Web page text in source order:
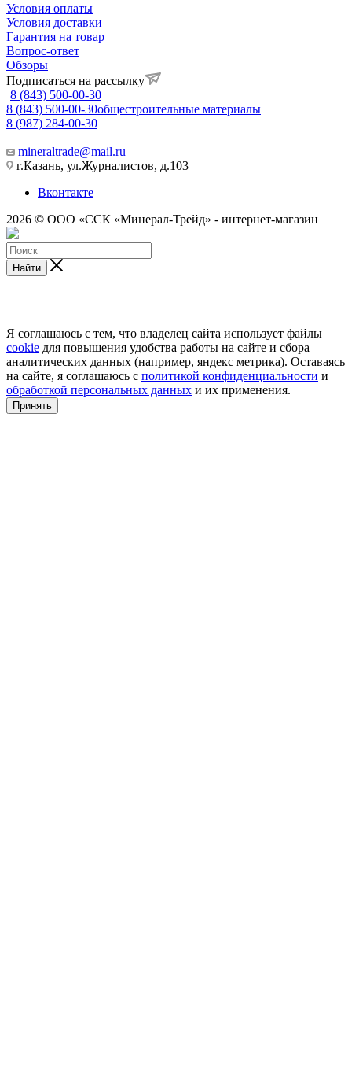
Условия оплаты
Условия доставки
Гарантия на товар
Вопрос-ответ
Обзоры
Подписаться на рассылку
8 (843) 500-00-30
8 (843) 500-00-30общестроительные материалы
8 (987) 284-00-30
mineraltrade@mail.ru
г.Казань, ул.Журналистов, д.103
Вконтакте
2026 © ООО «ССК «Минерал-Трейд» - интернет-магазин
Найти
Я соглашаюсь с тем, что владелец сайта использует файлы
cookie для повышения удобства работы на сайте и сбора
аналитических данных (например, яндекс метрика). Оставаясь
на сайте, я соглашаюсь с политикой конфиденциальности и
обработкой персональных данных и их применения.
Принять